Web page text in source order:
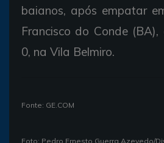
baianos, após empatar
Francisco do Conde
0, na Vila Belmiro.
Fonte: GE.COM
Foto: Pedro Ernesto Guerra Azevedo/